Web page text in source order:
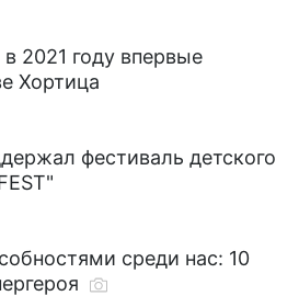
2021 году впервые
Хортица
фестиваль детского
среди нас: 10